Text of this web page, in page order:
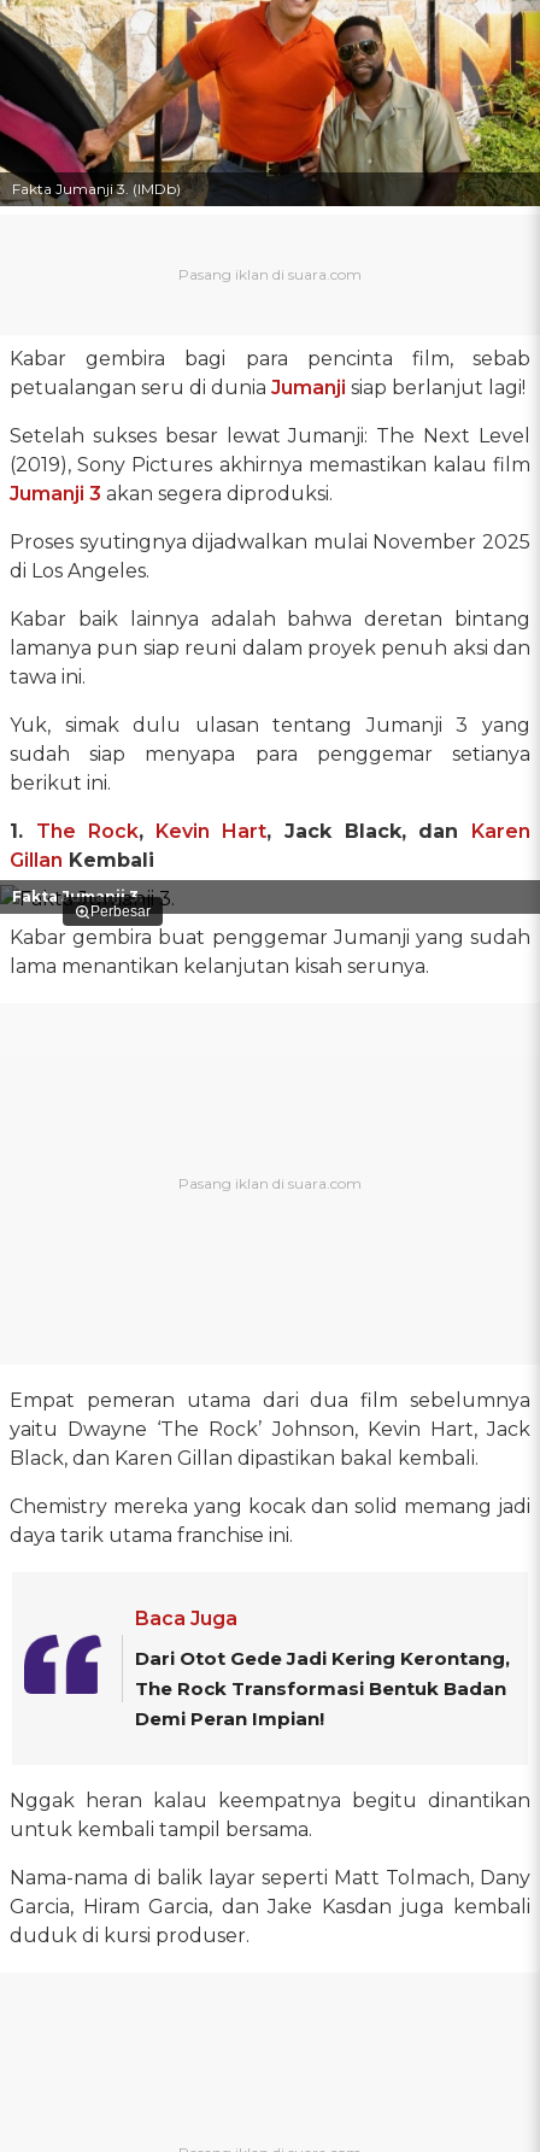
Fakta Jumanji 3. (IMDb)
Kabar gembira bagi para pencinta film, sebab
petualangan seru di dunia Jumanji siap berlanjut lagi!
Setelah sukses besar lewat Jumanji: The Next Level
(2019), Sony Pictures akhirnya memastikan kalau film
Jumanji 3 akan segera diproduksi.
Proses syutingnya dijadwalkan mulai November 2025
di Los Angeles.
Kabar baik lainnya adalah bahwa deretan bintang
lamanya pun siap reuni dalam proyek penuh aksi dan
tawa ini.
Yuk, simak dulu ulasan tentang Jumanji 3 yang
sudah siap menyapa para penggemar setianya
berikut ini.
1. The Rock, Kevin Hart, Jack Black, dan Karen
Gillan Kembali
Perbesar
Fakta Jumanji 3.
Kabar gembira buat penggemar Jumanji yang sudah
lama menantikan kelanjutan kisah serunya.
Empat pemeran utama dari dua film sebelumnya
yaitu Dwayne ‘The Rock’ Johnson, Kevin Hart, Jack
Black, dan Karen Gillan dipastikan bakal kembali.
Chemistry mereka yang kocak dan solid memang jadi
daya tarik utama franchise ini.
Baca Juga
Dari Otot Gede Jadi Kering Kerontang,
The Rock Transformasi Bentuk Badan
Demi Peran Impian!
Nggak heran kalau keempatnya begitu dinantikan
untuk kembali tampil bersama.
Nama-nama di balik layar seperti Matt Tolmach, Dany
Garcia, Hiram Garcia, dan Jake Kasdan juga kembali
duduk di kursi produser.